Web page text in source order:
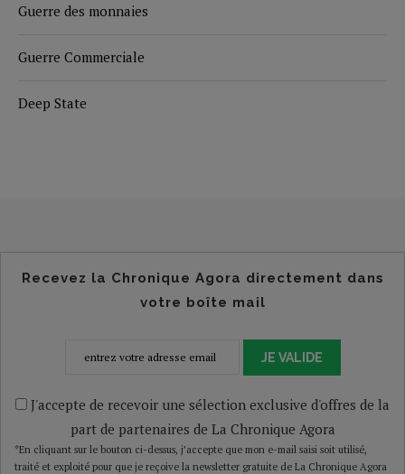
Guerre des monnaies
Guerre Commerciale
Deep State
Recevez la Chronique Agora directement dans
votre boîte mail
JE VALIDE
J'accepte de recevoir une sélection exclusive d'offres de la
part de partenaires de La Chronique Agora
*En cliquant sur le bouton ci-dessus, j’accepte que mon e-mail saisi soit utilisé,
traité et exploité pour que je reçoive la newsletter gratuite de La Chronique Agora